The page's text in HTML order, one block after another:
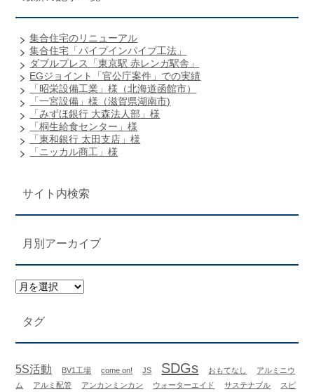
集合住宅のリニューアル
集合住宅「パイプインパイプ工法」
ダブルプレス「東京駅 赤レンガ駅舎」
EGジョイント「官公庁案件」での実績
「昭栄設備工業」様（北海道函館市）
「一宮設備」様（滋賀県湖南市)
「みずほ銀行 大森法人部」様
「桐生給食センター」様
「東和銀行 太田支店」様
「ニッカル商工」様
サイト内検索
月別アーカイブ
タグ
5S活動 BV1工場 come on! JS SDGs おもてなし
アルミニウ
ム
アルミ配管 アンカンミンカン ウォーターエイド サステナブル
スピ